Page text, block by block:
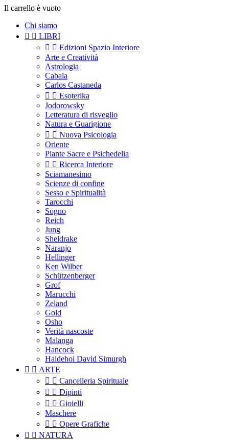
Il carrello è vuoto
Chi siamo
  LIBRI
  Edizioni Spazio Interiore
Arte e Creatività
Astrologia
Cabala
Carlos Castaneda
  Esoterika
Jodorowsky
Letteratura di risveglio
Natura e Guarigione
  Nuova Psicologia
Oriente
Piante Sacre e Psichedelia
  Ricerca Interiore
Sciamanesimo
Scienze di confine
Sesso e Spiritualità
Tarocchi
Sogno
Reich
Jung
Sheldrake
Naranjo
Hellinger
Ken Wilber
Schützenberger
Grof
Marucchi
Zeland
Gold
Osho
Verità nascoste
Malanga
Hancock
Haidehoi David Simurgh
  ARTE
  Cancelleria Spirituale
  Dipinti
  Gioielli
Maschere
  Opere Grafiche
  NATURA